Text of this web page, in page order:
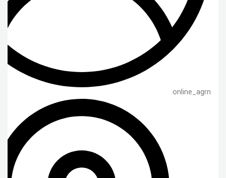
online_agrn